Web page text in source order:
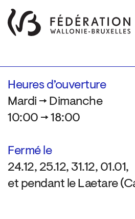
Heures d’ouverture
Mardi → Dimanche
10:00 → 18:00
Fermé le
24.12, 25.12, 31.12, 01.01,
et pendant le Laetare